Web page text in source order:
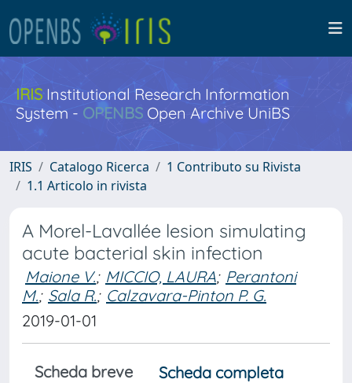
IRISInstitutional Research Information
System - OPENBS Open Archive UniBS
IRIS Catalogo Ricerca
1 Contributo su Rivista
1.1 Articolo in rivista
A Morel-Lavallée lesion simulating
acute bacterial skin infection
Maione V.; MICCIO, LAURA; Perantoni
M.; Sala R.; Calzavara-Pinton P. G.
2019-01-01
Scheda breve
Scheda completa